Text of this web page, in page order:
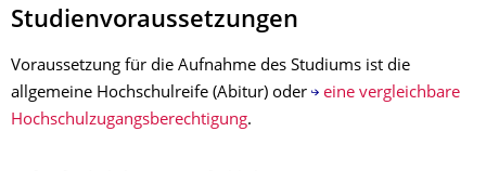
Studienvoraussetzungen
Voraussetzung für die Aufnahme des Studiums ist die
allgemeine Hochschulreife (Abitur) oder
eine vergleichbare
Hochschulzugangsberechtigung.